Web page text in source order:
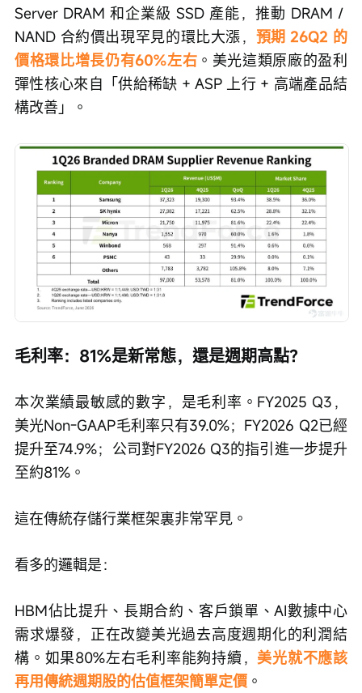
Server DRAM 和企業級 SSD 產能，推動 DRAM /
NAND 合約價出現罕見的環比大漲， 預期 26Q2 的
價格環比增長仍有60%左右 。美光這類原廠的盈利
彈性核心來自「供給稀缺 + ASP 上行 + 高端產品結
構改善」。
毛利率：81%是新常態，還是週期高點？
本次業績最敏感的數字，是毛利率。FY2025 Q3，
美光Non-GAAP毛利率只有39.0%；FY2026 Q2已經
提升至74.9%；公司對FY2026 Q3的指引進一步提升
至約81%。
這在傳統存儲行業框架裏非常罕見。
看多的邏輯是：
HBM佔比提升、長期合約、客戶鎖單、AI數據中心
需求爆發，正在改變美光過去高度週期化的利潤結
構。如果80%左右毛利率能夠持續， 美光就不應該
再用傳統週期股的估值框架簡單定價 。